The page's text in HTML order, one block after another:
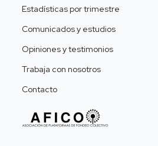
Estadísticas por trimestre
Comunicados y estudios
Opiniones y testimonios
Trabaja con nosotros
Contacto